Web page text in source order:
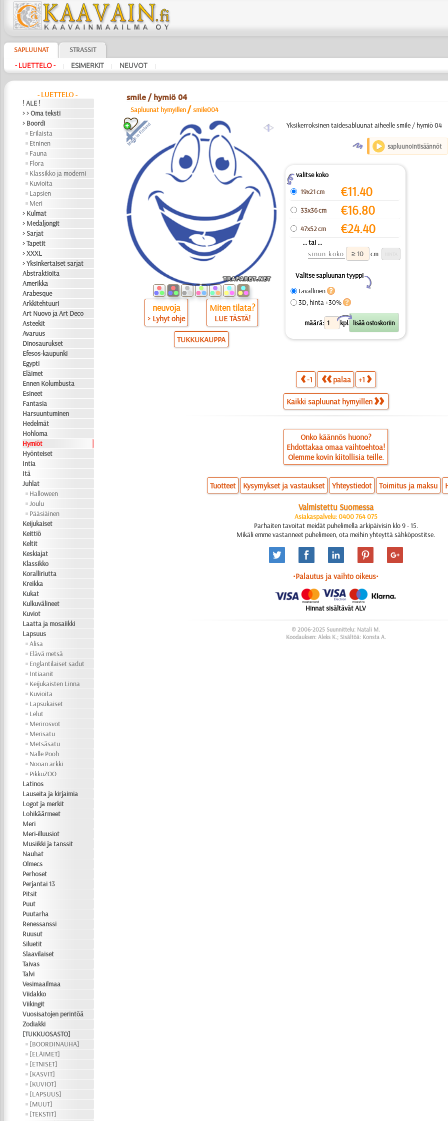
SAPLUUNAT STRASSIT
- LUETTELO - | ESIMERKIT | NEUVOT |
- LUETTELO -
! ALE !
> > Oma teksti
> Boordi
Erilaista
Etninen
Fauna
Flora
Klassikko ja moderni
Kuvioita
Lapsien
Meri
> Kulmat
> Medaljongit
> Sarjat
> Tapetit
> XXXL
> Yksinkertaiset sarjat
Abstraktioita
Amerikka
Arabesque
Arkkitehtuuri
Art Nuovo ja Art Deco
Asteekit
Avaruus
Dinosaurukset
Efesos-kaupunki
Egypti
Eläimet
Ennen Kolumbusta
Esineet
Fantasia
Harsuuntuminen
Hedelmät
Hohloma
Hymiöt
Hyönteiset
Intia
Itä
Juhlat
Halloween
Joulu
Pääsiäinen
Keijukaiset
Keittiö
Keltit
Keskiajat
Klassikko
Koralliriutta
Kreikka
Kukat
Kulkuvälineet
Kuviot
Laatta ja mosaiikki
Lapsuus
Alisa
Elävä metsä
Englantilaiset sadut
Intiaanit
Keijukaisten Linna
Kuvioita
Lapsukaiset
Lelut
Merirosvot
Merisatu
Metsäsatu
Nalle Pooh
Nooan arkki
PikkuZOO
Latinos
Lauseita ja kirjaimia
Logot ja merkit
Lohikäärmeet
Meri
Meri-illuusiot
Musiikki ja tanssit
Nauhat
Olmecs
Perhoset
Perjantai 13
Pitsit
Puut
Puutarha
Renessanssi
Ruusut
Siluetit
Slaavilaiset
Taivas
Talvi
Vesimaailmaa
Viidakko
Viikingit
Vuosisatojen perintöä
Zodiakki
[TUKKUOSASTO]
[BOORDINAUHA]
[ELÄIMET]
[ETNISET]
[KASVIT]
[KUVIOT]
[LAPSUUS]
[MUUT]
[TEKSTIT]
smile / hymiö 04
Sapluunat hymyillen /smile004
a
neuvoja
> Lyhyt ohje
Miten tilata?
LUE TÄSTÄ!
TUKKUKAUPPA
Yksikerroksinen taidesabluunat aiheelle smile / hymiö 04
O sapluunointisäännöt
Zvalitse koko
19x21 cm
€11.40
33x36 cm €16.80
47x52 cm €24.40
... tai ...
sinun koko
cm
Valitse sapluunan tyyppi
Y
tavallinen
3D, hinta +30%
määrä: kpl.
X
-1 palaa +1
Kaikki sapluunat hymyillen
Onko käännös huono?
Ehdottakaa omaa vaihtoehtoa!
Olemme kovin kiitollisia teille.
Tuotteet Kysymykset ja vastaukset Yhteystiedot Toimitus ja maksu
Valmistettu Suomessa
Asiakaspalvelu: 0400 764 075
Parhaiten tavoitat meidät puhelimella arkipäivisin klo 9 - 15.
Mikäli emme vastanneet puhelimeen, ota meihin yhteyttä sähköpostitse.
•Palautus ja vaihto oikeus•
Hinnat sisältävät ALV
© 2006-2025 Suunnittelu: Natali M.
Koodauksen: Aleks K.; Sisältöä: Konsta A.